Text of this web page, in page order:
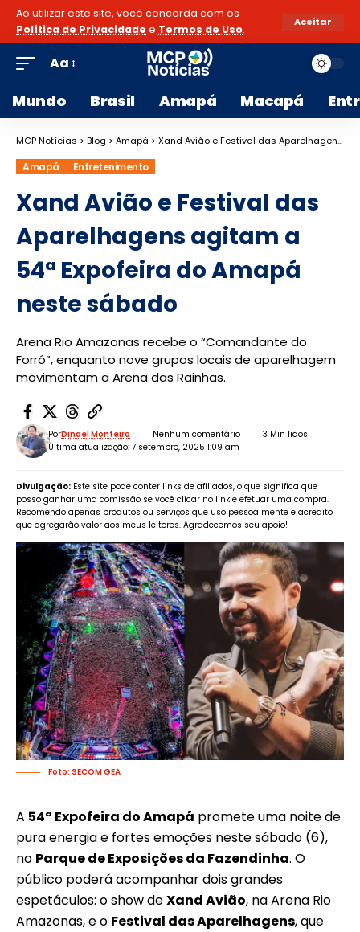
Ao utilizar este site, você concorda com os
Política de Privacidade e Termos de Uso.
Aceitar
Aa
Mundo Brasil Amapá Macapá
MCP Notícias > Blog > Amapá > Xand Avião e Festival das Aparelhagens agitam a 54ª Expofeira do Amapá neste sábado
Amapá Entretenimento
Xand Avião e Festival das
Aparelhagens agitam a
54ª Expofeira do Amapá
neste sábado
Arena Rio Amazonas recebe o “Comandante do
Forró”, enquanto nove grupos locais de aparelhagem
movimentam a Arena das Rainhas.
Última atualização: 7 setembro, 2025 1:09 am
PorDinael Monteiro Nenhum comentário 3 Min lidos
Divulgação: Este site pode conter links de afiliados, o que significa que
posso ganhar uma comissão se você clicar no link e efetuar uma compra.
Recomendo apenas produtos ou serviços que uso pessoalmente e acredito
que agregarão valor aos meus leitores. Agradecemos seu apoio!
Foto: SECOM GEA
A 54ª Expofeira do Amapá promete uma noite de
pura energia e fortes emoções neste sábado (6),
no Parque de Exposições da Fazendinha. O
público poderá acompanhar dois grandes
espetáculos: o show deXand Avião, na Arena Rio
Amazonas, e o Festival das Aparelhagens, que